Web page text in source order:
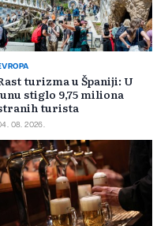
turizma u Španiji: U
stiglo 9,75 miliona
turista
08. 2026.